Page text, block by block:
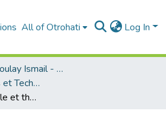
All of Otrohati Log In
Université Moulay Ismail - Meknès
CEDoc en Sciences et Techniques et Sciences Médicales (CED - STSM)
Etude expérimentale et théorique des propriétés rhéologiques et mécaniques d'interfaces liquide/liquide chargées de nanoparticules: application à la stabilité des émulsions de pickering